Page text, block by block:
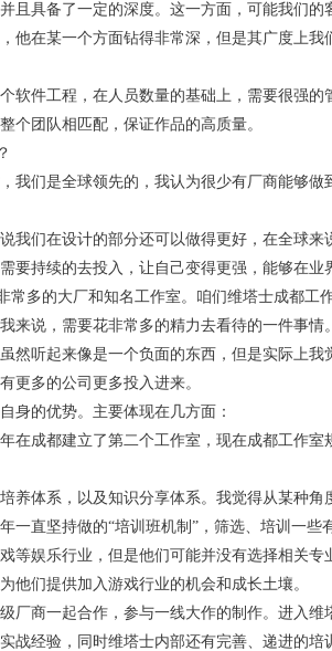
且具备了一定的深度。这一方面，可能我们的
他在某一个方面钻得非常深，但是其广度上
软件工程，在人员数量的基础上，需要很强的
个团队相匹配，保证作品的高质量。
我们是全球领先的，我认为很少有厂商能够
我们在设计的部分还可以做得更好，在全球
要持续的去投入，让自己变得更强，能够在业
多的大厂和知名工作室。咱们维塔士成都工
来说，需要花非常多的精力去看待的一件事情。
然听起来像是一个负面的东西，但是实际上
更多的公司更多投入进来。
身的优势。主要体现在几方面：
在成都建立了第二个工作室，现在成都工作
养体系，以及知识分享体系。我觉得从某种
一直坚持做的“培训班机制”，筛选、培训一些
等娱乐行业，但是他们可能并没有选择相关
他们提供加入游戏行业的机会和成长土壤。
厂商一起合作，参与一线大作的制作。进入维
战经验，同时维塔士内部还有完善、递进的培